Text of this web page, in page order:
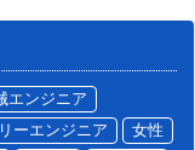
エンジニア
ーエンジニア
女性